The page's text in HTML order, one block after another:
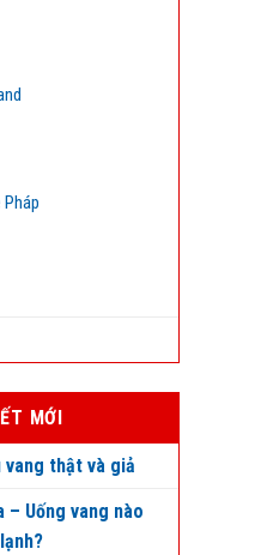
MỚI
vang thật và giả
– Uống vang nào